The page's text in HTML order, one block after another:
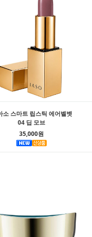
소 스마트 립스틱 에어벨벳
04 딥 모브
35,000원